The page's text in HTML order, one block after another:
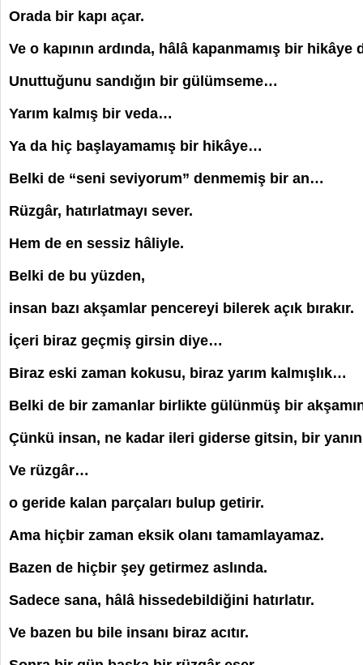
Orada bir kapı açar.
Ve o kapının ardında, hâlâ kapanmamış bir hikâye
Unuttuğunu sandığın bir gülümseme…
Yarım kalmış bir veda…
Ya da hiç başlayamamış bir hikâye…
Belki de “seni seviyorum” denmemiş bir an…
Rüzgâr, hatırlatmayı sever.
Hem de en sessiz hâliyle.
Belki de bu yüzden,
insan bazı akşamlar pencereyi bilerek açık bırakır.
İçeri biraz geçmiş girsin diye…
Biraz eski zaman kokusu, biraz yarım kalmışlık…
Belki de bir zamanlar birlikte gülünmüş bir
Çünkü insan, ne kadar ileri giderse gitsin, bir
Ve rüzgâr…
o geride kalan parçaları bulup getirir.
Ama hiçbir zaman eksik olanı tamamlayamaz.
Bazen de hiçbir şey getirmez aslında.
Sadece sana, hâlâ hissedebildiğini hatırlatır.
Ve bazen bu bile insanı biraz acıtır.